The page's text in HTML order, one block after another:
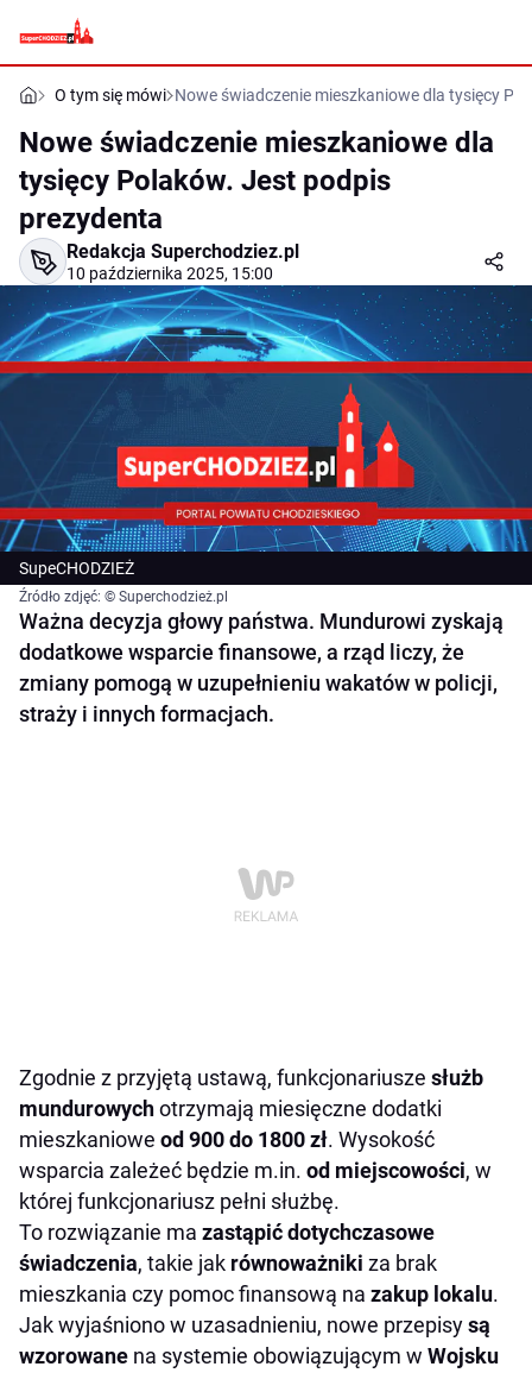
O tym się mówi Nowe świadczenie mieszkaniowe dla tysięcy
Nowe świadczenie mieszkaniowe dla
tysięcy Polaków. Jest podpis
prezydenta
Redakcja Superchodziez.pl
10 października 2025, 15:00
SupeCHODZIEŻ
Źródło zdjęć: © Superchodzież.pl
Ważna decyzja głowy państwa. Mundurowi zyskają
dodatkowe wsparcie finansowe, a rząd liczy, że
zmiany pomogą w uzupełnieniu wakatów w policji,
straży i innych formacjach.
Zgodnie z przyjętą ustawą, funkcjonariusze służb
mundurowychotrzymają miesięczne dodatki
mieszkaniowe od 900 do 1800 zł. Wysokość
wsparcia zależeć będzie m.in. od miejscowości, w
której funkcjonariusz pełni służbę.
To rozwiązanie ma zastąpić dotychczasowe
świadczenia, takie jak równoważniki za brak
mieszkania czy pomoc finansową na zakup lokalu.
Jak wyjaśniono w uzasadnieniu, nowe przepisysą
wzorowane na systemie obowiązującym w Wojsku